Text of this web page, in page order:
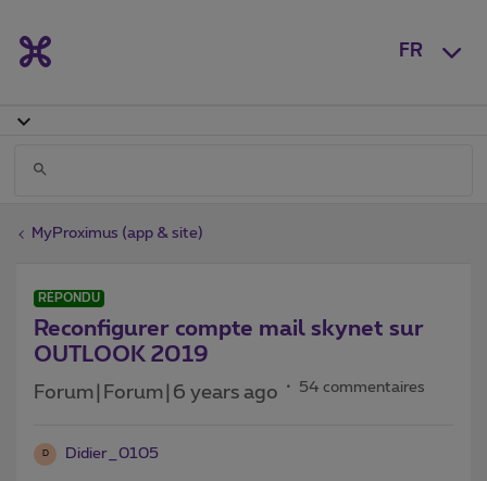
FR
MyProximus (app & site)
RÉPONDU
Reconfigurer compte mail skynet sur
OUTLOOK 2019
Forum|Forum|6 years ago 54 commentaires
D Didier_0105